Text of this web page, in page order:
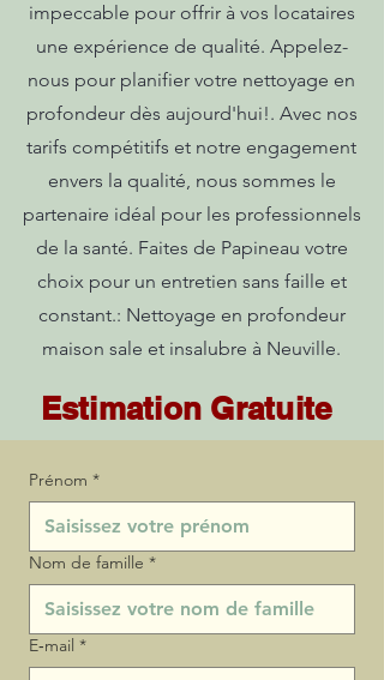
impeccable pour offrir à vos locataires
une expérience de qualité. Appelez-
nous pour planifier votre nettoyage en
profondeur dès aujourd'hui!. Avec nos
tarifs compétitifs et notre engagement
envers la qualité, nous sommes le
partenaire idéal pour les professionnels
de la santé. Faites de Papineau votre
choix pour un entretien sans faille et
constant.: Nettoyage en profondeur
maison sale et insalubre à Neuville.
Estimation Gratuite
Prénom *
Nom de famille *
E‑mail *